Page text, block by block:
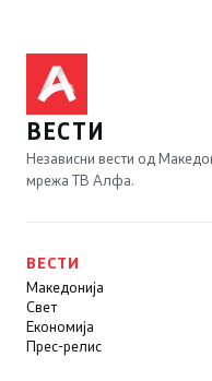
ВЕСТИ
Независни вести од
мрежа ТВ Алфа.
ВЕСТИ
Македонија
Свет
Економија
Прес-релис